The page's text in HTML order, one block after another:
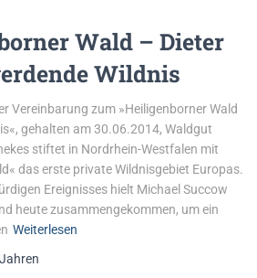
Wald – Dieter
Wildnis
Vereinbarung zum »Heiligenborner Wald
gehalten am 30.06.2014, Waldgut
stiftet in Nordrhein-Westfalen mit
das erste private Wildnisgebiet Europas.
Ereignisses hielt Michael Succow
heute zusammengekommen, um ein
Weiterlesen